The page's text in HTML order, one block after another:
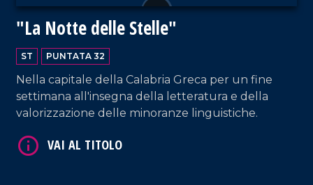
"La Notte delle Stelle"
ST PUNTATA 32
Nella capitale della Calabria Greca per un fine
settimana all'insegna della letteratura e della
valorizzazione delle minoranze linguistiche.
VAI AL TITOLO